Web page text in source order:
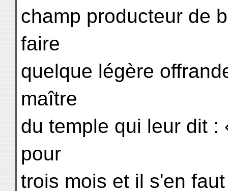
champ producteur de
faire
quelque légère
maître
du temple qui leur dit :
pour
trois mois et il s'en